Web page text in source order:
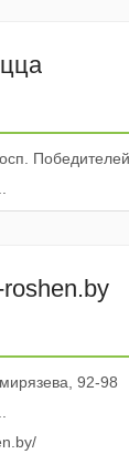
92-98